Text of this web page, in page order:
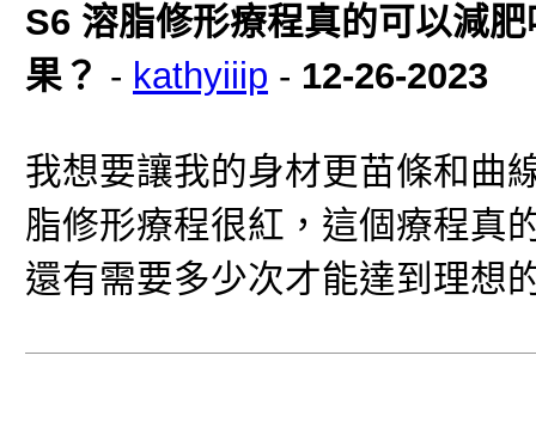
S6 溶脂修形療程真的可以減
果？ - kathyiiip - 12-26-2023
我想要讓我的身材更苗條和曲
脂修形療程很紅，這個療程真
還有需要多少次才能達到理想